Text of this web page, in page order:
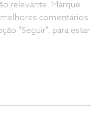
relevante. Marque
comentários.
"Seguir", para estar